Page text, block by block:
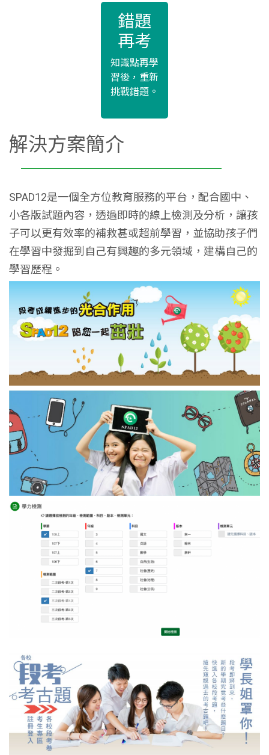
錯題
再考
知識點再學
習後，重新
挑戰錯題。
解決方案簡介
SPAD12是一個全方位教育服務的平台，配合國中、
小各版試題內容，透過即時的線上檢測及分析，讓孩
子可以更有效率的補救甚或超前學習，並協助孩子們
在學習中發掘到自己有興趣的多元領域，建構自己的
學習歷程。